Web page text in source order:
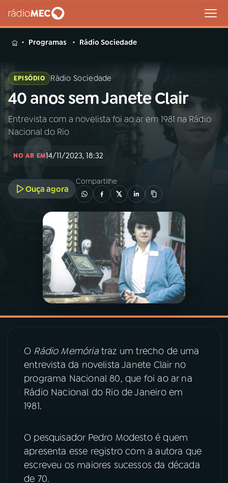
MENU
Buscar
na
Rádio
MEC
Buscar
Início
INÍCIO
A RÁDIO
PROGRAMAÇÃO
PROGRAMAS
05PODCASTS
06VIDEOCASTS
07 ÚLTIMAS
ACOMPANHE A RÁDIO MEC
YouTube
Programas Rádio Sociedade
EPISÓDIO Rádio Sociedade
40 anos sem Janete Clair
Entrevista com a novelista foi ao ar em 1981 na Rádio
Nacional do Rio
NO AR EM14/11/2023, 18:32
Ouça agora
Compartilhe
O Rádio Memóriatraz um trecho de uma
entrevista da novelista Janete Clair no
programa Nacional 80, que foi ao ar na
Rádio Nacional do Rio de Janeiro em
1981.
O pesquisador Pedro Modesto é quem
apresenta esse registro com a autora que
escreveu os maiores sucessos da década
de 70.